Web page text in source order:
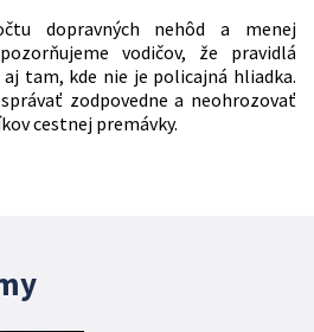
dopravných nehôd a menej
vodičov, že pravidlá
tam, kde nie je policajná hliadka.
zodpovedne a neohrozovať
cestnej premávky.